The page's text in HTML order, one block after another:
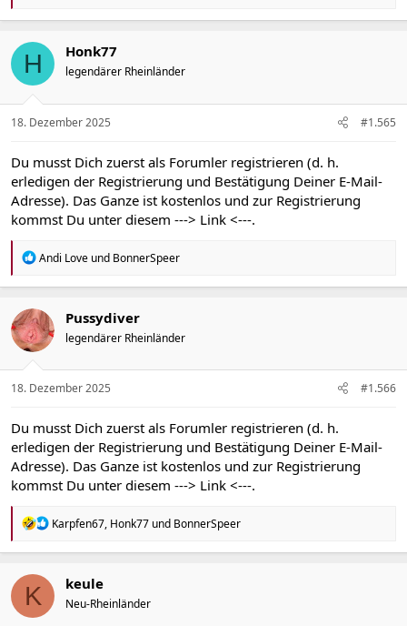
a
t
o
e
n
H Honk77
legendärer Rheinländer
18. Dezember 2025 #1.565
Du musst Dich zuerst als Forumler registrieren (d. h.
erledigen der Registrierung und Bestätigung Deiner E-Mail-
Adresse). Das Ganze ist kostenlos und zur Registrierung
kommst Du unter diesem ---> Link <---.
R
a
t
i
o
e
n
Andi Love und BonnerSpeer
Pussydiver
legendärer Rheinländer
18. Dezember 2025 #1.566
Du musst Dich zuerst als Forumler registrieren (d. h.
erledigen der Registrierung und Bestätigung Deiner E-Mail-
Adresse). Das Ganze ist kostenlos und zur Registrierung
kommst Du unter diesem ---> Link <---.
R
a
i
o
Karpfen67, Honk77 und BonnerSpeer
K keule
Neu-Rheinländer